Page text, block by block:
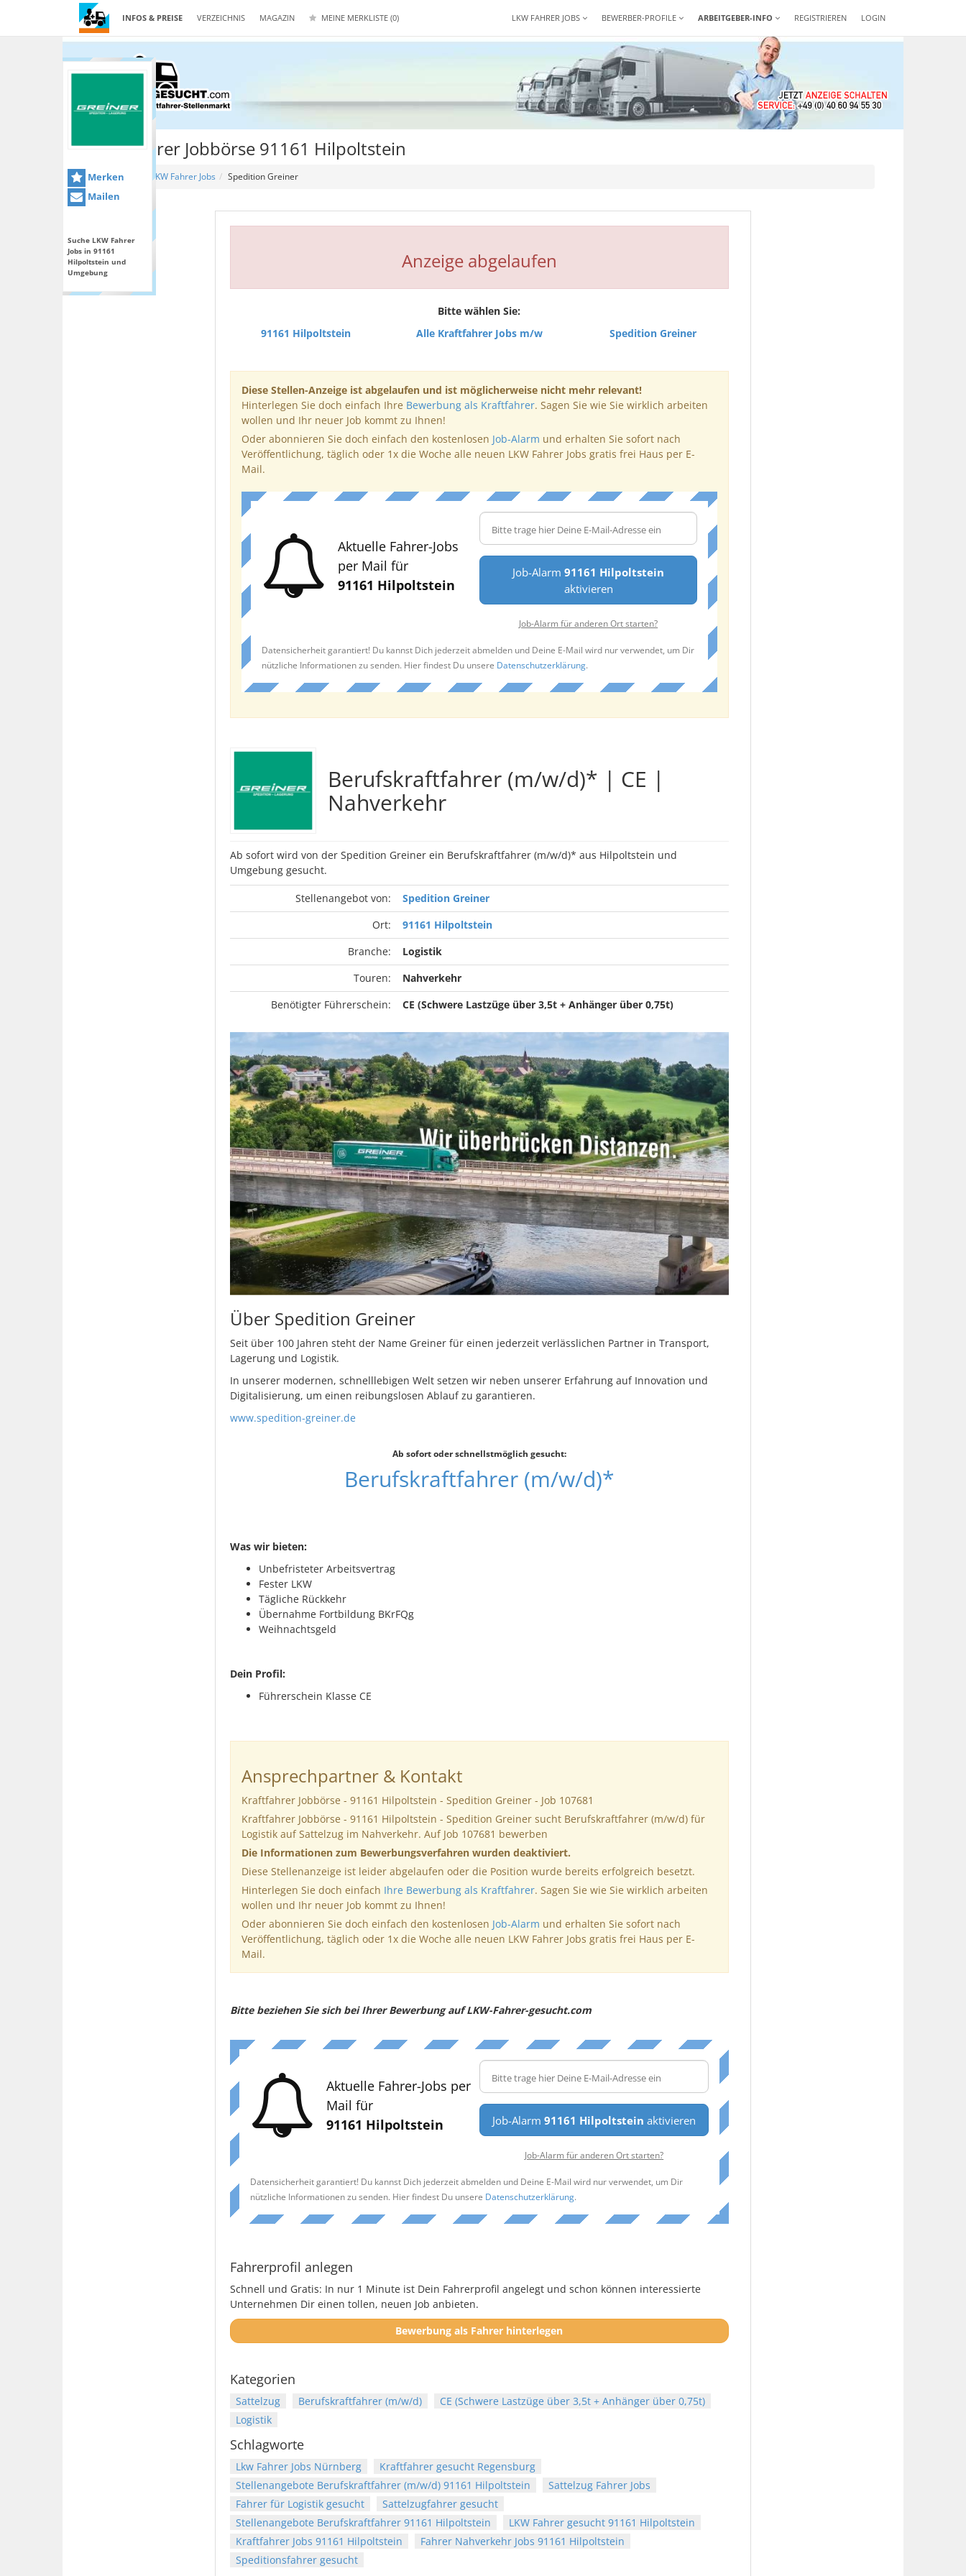
INFOS & PREISE VERZEICHNIS MAGAZIN MEINE MERKLISTE (0) REGISTRIEREN LOGIN
LKW FAHRER JOBS BEWERBER-PROFILE ARBEITGEBER-INFO
Kraftfahrer Jobbörse 91161 Hilpoltstein
Home LKW Fahrer Jobs Spedition Greiner
Merken
Mailen
Suche LKW Fahrer
Jobs in 91161
Hilpoltstein und
Umgebung
Anzeige abgelaufen
Bitte wählen Sie:
91161 Hilpoltstein
Alle Kraftfahrer Jobs m/w Spedition Greiner
Diese Stellen-Anzeige ist abgelaufen und ist möglicherweise nicht mehr relevant!
Hinterlegen Sie doch einfach Ihre Bewerbung als Kraftfahrer. Sagen Sie wie Sie wirklich arbeiten
wollen und Ihr neuer Job kommt zu Ihnen!
Oder abonnieren Sie doch einfach den kostenlosen Job-Alarm und erhalten Sie sofort nach
Veröffentlichung, täglich oder 1x die Woche alle neuen LKW Fahrer Jobs gratis frei Haus per E-
Mail.
Aktuelle Fahrer-Jobs
per Mail für
91161 Hilpoltstein
Job-Alarm91161 Hilpoltstein
aktivieren
Job-Alarm für anderen Ort starten?
Datensicherheit garantiert! Du kannst Dich jederzeit abmelden und Deine E-Mail wird nur verwendet, um Dir
nützliche Informationen zu senden. Hier findest Du unsere Datenschutzerklärung.
Berufskraftfahrer (m/w/d)* | CE |
Nahverkehr
Ab sofort wird von der Spedition Greiner ein Berufskraftfahrer (m/w/d)* aus Hilpoltstein und
Umgebung gesucht.
Stellenangebot von:
Spedition Greiner
Ort:
91161 Hilpoltstein
Branche:
Logistik
Touren:
Nahverkehr
Benötigter Führerschein:
CE (Schwere Lastzüge über 3,5t + Anhänger über 0,75t)
Über Spedition Greiner
Seit über 100 Jahren steht der Name Greiner für einen jederzeit verlässlichen Partner in Transport,
Lagerung und Logistik.
In unserer modernen, schnelllebigen Welt setzen wir neben unserer Erfahrung auf Innovation und
Digitalisierung, um einen reibungslosen Ablauf zu garantieren.
www.spedition-greiner.de
Ab sofort oder schnellstmöglich gesucht:
Berufskraftfahrer (m/w/d)*
Was wir bieten:
Unbefristeter Arbeitsvertrag
Fester LKW
Tägliche Rückkehr
Übernahme Fortbildung BKrFQg
Weihnachtsgeld
Dein Profil:
Führerschein Klasse CE
Ansprechpartner & Kontakt
Kraftfahrer Jobbörse - 91161 Hilpoltstein - Spedition Greiner - Job 107681
Kraftfahrer Jobbörse - 91161 Hilpoltstein - Spedition Greiner sucht Berufskraftfahrer (m/w/d) für
Logistik auf Sattelzug im Nahverkehr. Auf Job 107681 bewerben
Die Informationen zum Bewerbungsverfahren wurden deaktiviert.
Diese Stellenanzeige ist leider abgelaufen oder die Position wurde bereits erfolgreich besetzt.
Hinterlegen Sie doch einfach Ihre Bewerbung als Kraftfahrer. Sagen Sie wie Sie wirklich arbeiten
wollen und Ihr neuer Job kommt zu Ihnen!
Oder abonnieren Sie doch einfach den kostenlosen Job-Alarm und erhalten Sie sofort nach
Veröffentlichung, täglich oder 1x die Woche alle neuen LKW Fahrer Jobs gratis frei Haus per E-
Mail.
Bitte beziehen Sie sich bei Ihrer Bewerbung auf LKW-Fahrer-gesucht.com
Aktuelle Fahrer-Jobs per
Mail für
91161 Hilpoltstein
Job-Alarm91161 Hilpoltstein aktivieren
Job-Alarm für anderen Ort starten?
Datensicherheit garantiert! Du kannst Dich jederzeit abmelden und Deine E-Mail wird nur verwendet, um Dir
nützliche Informationen zu senden. Hier findest Du unsere Datenschutzerklärung.
Fahrerprofil anlegen
Schnell und Gratis: In nur 1 Minute ist Dein Fahrerprofil angelegt und schon können interessierte
Unternehmen Dir einen tollen, neuen Job anbieten.
Bewerbung als Fahrer hinterlegen
Kategorien
Sattelzug Berufskraftfahrer (m/w/d)
CE (Schwere Lastzüge über 3,5t + Anhänger über 0,75t)
Logistik
Schlagworte
Lkw Fahrer Jobs Nürnberg
Kraftfahrer gesucht Regensburg
Stellenangebote Berufskraftfahrer (m/w/d) 91161 Hilpoltstein
Sattelzug Fahrer Jobs
Fahrer für Logistik gesucht
Sattelzugfahrer gesucht
Stellenangebote Berufskraftfahrer 91161 Hilpoltstein
LKW Fahrer gesucht 91161 Hilpoltstein
Kraftfahrer Jobs 91161 Hilpoltstein
Fahrer Nahverkehr Jobs 91161 Hilpoltstein
Speditionsfahrer gesucht